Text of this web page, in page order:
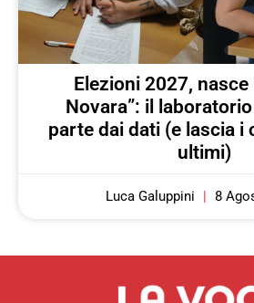
Elezioni 2027, nasce
Novara”: il
parte dai dati (e lascia i
ultimi)
Luca Galuppini 8